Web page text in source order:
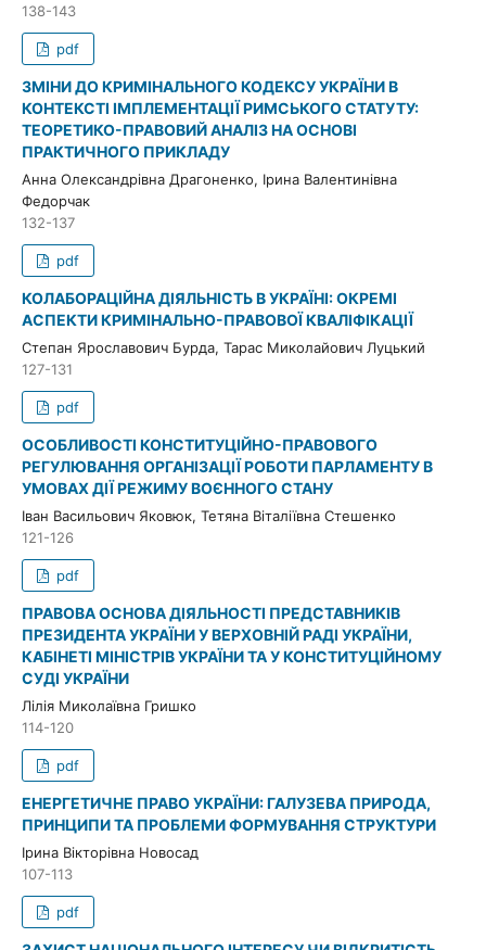
138-143
pdf
ЗМІНИ ДО КРИМІНАЛЬНОГО КОДЕКСУ УКРАЇНИ В
КОНТЕКСТІ ІМПЛЕМЕНТАЦІЇ РИМСЬКОГО СТАТУТУ:
ТЕОРЕТИКО-ПРАВОВИЙ АНАЛІЗ НА ОСНОВІ
ПРАКТИЧНОГО ПРИКЛАДУ
Анна Олександрівна Драгоненко, Ірина Валентинівна
Федорчак
132-137
pdf
КОЛАБОРАЦІЙНА ДІЯЛЬНІСТЬ В УКРАЇНІ: ОКРЕМІ
АСПЕКТИ КРИМІНАЛЬНО-ПРАВОВОЇ КВАЛІФІКАЦІЇ
Cтепан Ярославович Бурда, Тарас Миколайович Луцький
127-131
pdf
ОСОБЛИВОСТІ КОНСТИТУЦІЙНО-ПРАВОВОГО
РЕГУЛЮВАННЯ ОРГАНІЗАЦІЇ РОБОТИ ПАРЛАМЕНТУ В
УМОВАХ ДІЇ РЕЖИМУ ВОЄННОГО СТАНУ
Іван Васильович Яковюк, Тетяна Віталіївна Стешенко
121-126
pdf
ПРАВОВА ОСНОВА ДІЯЛЬНОСТІ ПРЕДСТАВНИКІВ
ПРЕЗИДЕНТА УКРАЇНИ У ВЕРХОВНІЙ РАДІ УКРАЇНИ,
КАБІНЕТІ МІНІСТРІВ УКРАЇНИ ТА У КОНСТИТУЦІЙНОМУ
СУДІ УКРАЇНИ
Лілія Миколаївна Гришко
114-120
pdf
ЕНЕРГЕТИЧНЕ ПРАВО УКРАЇНИ: ГАЛУЗЕВА ПРИРОДА,
ПРИНЦИПИ ТА ПРОБЛЕМИ ФОРМУВАННЯ СТРУКТУРИ
Ірина Вікторівна Новосад
107-113
pdf